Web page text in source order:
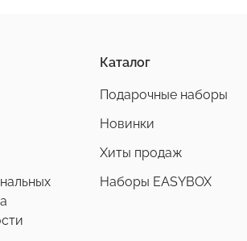
Каталог
Подарочные наборы
Новинки
Хиты продаж
Наборы EASYBOX